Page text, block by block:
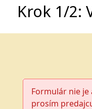
Krok 1/2:
Formulár nie
prosím